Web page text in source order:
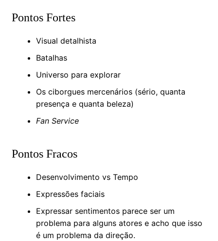
Pontos Fortes
Visual detalhista
Batalhas
Universo para explorar
Os ciborgues mercenários (sério, quanta
presença e quanta beleza)
Fan Service
Pontos Fracos
Desenvolvimento vs Tempo
Expressões faciais
Expressar sentimentos parece ser um
problema para alguns atores e acho que isso
é um problema da direção.